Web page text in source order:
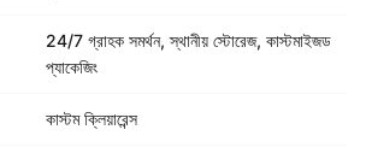
24/7 গ্রাহক সমর্থন, স্থানীয় স্টোরেজ, কাস্টমাইজড
প্যাকেজিং
কাস্টম ক্লিয়ারেন্স